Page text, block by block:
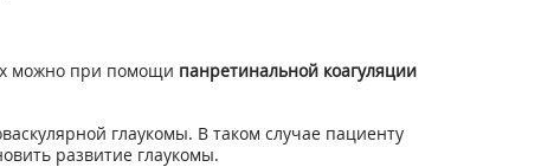
можно при помощи панретинальной коагуляции
глаукомы. В таком случае пациенту
развитие глаукомы.